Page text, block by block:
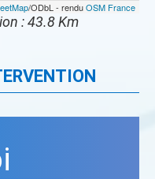
/ODbL - renduOSM France
: 43.8 Km